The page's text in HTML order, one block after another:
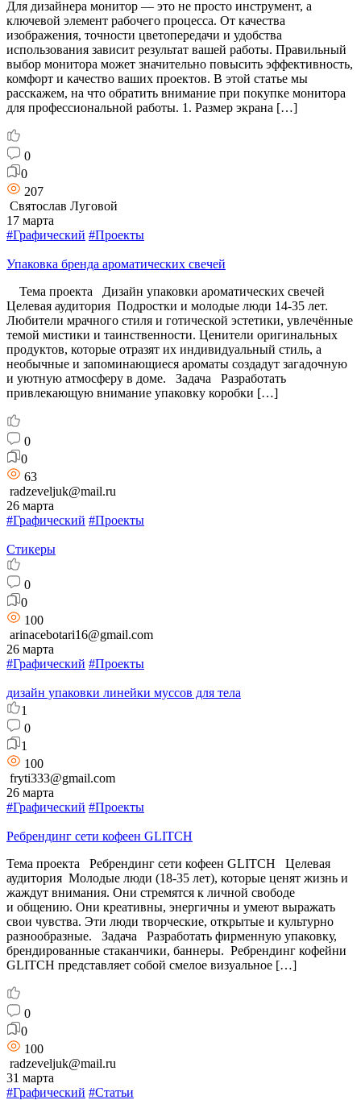
Для дизайнера монитор — это не просто инструмент, а
ключевой элемент рабочего процесса. От качества
изображения, точности цветопередачи и удобства
использования зависит результат вашей работы. Правильный
выбор монитора может значительно повысить эффективность,
комфорт и качество ваших проектов. В этой статье мы
расскажем, на что обратить внимание при покупке монитора
для профессиональной работы. 1. Размер экрана […]
0
0
207
Святослав Луговой
17 марта
#Графический #Проекты
Упаковка бренда ароматических свечей
Тема проекта Дизайн упаковки ароматических свечей
Целевая аудитория Подростки и молодые люди 14-35 лет.
Любители мрачного стиля и готической эстетики, увлечённые
темой мистики и таинственности. Ценители оригинальных
продуктов, которые отразят их индивидуальный стиль, а
необычные и запоминающиеся ароматы создадут загадочную
и уютную атмосферу в доме. Задача Разработать
привлекающую внимание упаковку коробки […]
0
0
63
radzeveljuk@mail.ru
26 марта
#Графический #Проекты
Стикеры
0
0
100
arinacebotari16@gmail.com
26 марта
#Графический #Проекты
дизайн упаковки линейки муссов для тела
1
0
1
100
fryti333@gmail.com
26 марта
#Графический #Проекты
Ребрендинг сети кофеен GLITCH
Тема проекта Ребрендинг сети кофеен GLITCH Целевая
аудитория Молодые люди (18-35 лет), которые ценят жизнь и
жаждут внимания. Они стремятся к личной свободе
и общению. Они креативны, энергичны и умеют выражать
свои чувства. Эти люди творческие, открытые и культурно
разнообразные. Задача Разработать фирменную упаковку,
брендированные стаканчики, баннеры. Ребрендинг кофейни
GLITCH представляет собой смелое визуальное […]
0
0
100
radzeveljuk@mail.ru
31 марта
#Графический #Статьи